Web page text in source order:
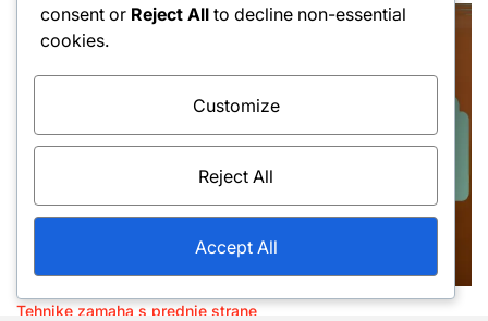
Tehnike zamaha s prednje strane
consent or Reject All to decline non-essential
cookies.
Customize
Reject All
Accept All